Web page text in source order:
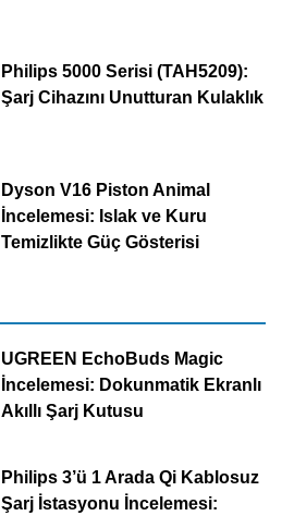
Philips 5000 Serisi (TAH5209):
Şarj Cihazını Unutturan Kulaklık
Dyson V16 Piston Animal
İncelemesi: Islak ve Kuru
Temizlikte Güç Gösterisi
UGREEN EchoBuds Magic
İncelemesi: Dokunmatik Ekranlı
Akıllı Şarj Kutusu
Philips 3’ü 1 Arada Qi Kablosuz
Şarj İstasyonu İncelemesi: